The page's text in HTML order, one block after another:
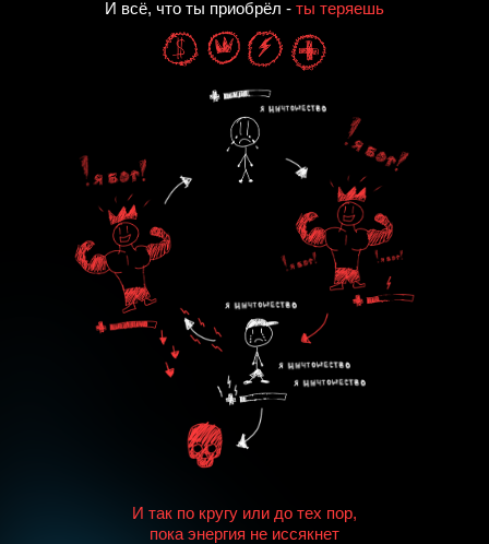
И всё, что ты приобрёл - ты теряешь
И тaк по кругу или до тех пор,
покa энергия не иссякнет